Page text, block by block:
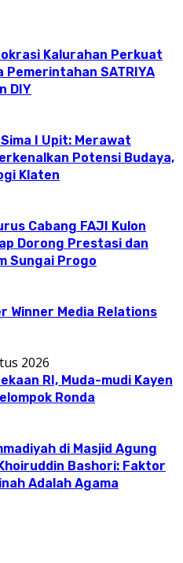
Kalurahan Perkuat
Pemerintahan SATRIYA
DIY
I Upit: Merawat
Potensi Budaya,
Klaten
Cabang FAJI Kulon
Dorong Prestasi dan
Sungai Progo
Winner Media Relations
2026
RI, Muda-mudi Kayen
Ronda
di Masjid Agung
Bashori: Faktor
Adalah Agama